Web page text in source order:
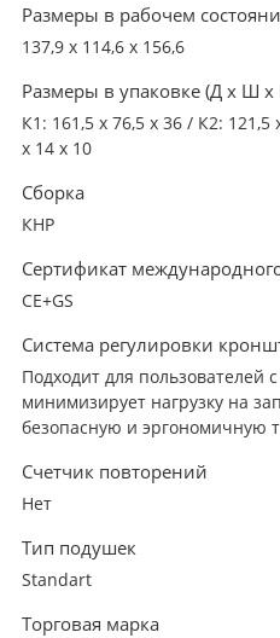
Размеры в рабочем
137,9 х 114,6 х 156,6
Размеры в упаковке (Д х Ш х
К1: 161,5 х 76,5 х 36 / К2:
x 14 x 10
Сборка
КНР
Сертификат
CE+GS
Система регулировки
Подходит для пользователей
минимизирует нагрузку на
безопасную и эргономичную
Счетчик повторений
Нет
Тип подушек
Standart
Торговая марка